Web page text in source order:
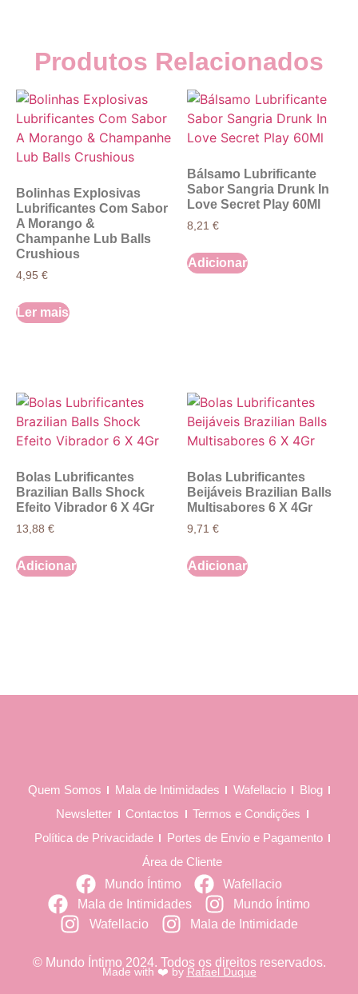
Produtos Relacionados
Bolinhas Explosivas
Lubrificantes Com Sabor
A Morango &
Champanhe Lub Balls
Crushious
4,95 €
Ler mais
Bálsamo Lubrificante
Sabor Sangria Drunk In
Love Secret Play 60Ml
8,21 €
Adicionar
Bolas Lubrificantes
Brazilian Balls Shock
Efeito Vibrador 6 X 4Gr
13,88 €
Adicionar
Bolas Lubrificantes
Beijáveis Brazilian Balls
Multisabores 6 X 4Gr
9,71 €
Adicionar
Quem Somos Mala de Intimidades Wafellacio
Blog
Newsletter
Contactos
Termos e Condições
Política de Privacidade
Portes de Envio e Pagamento
Área de Cliente
Mundo Íntimo
Wafellacio
Mala de Intimidades
Mundo Íntimo
Wafellacio
Mala de Intimidade
© Mundo Íntimo 2024. Todos os direitos reservados.
Made with ❤️ byRafael Duque